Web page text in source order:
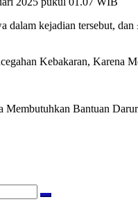
dalam kejadian tersebut,
Kebakaran, Karena
Bantuan